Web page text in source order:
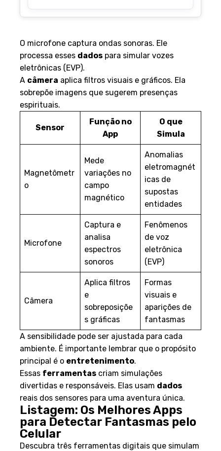
O microfone captura ondas sonoras. Ele
processa esses dados para simular vozes
eletrônicas (EVP).
A câmera aplica filtros visuais e gráficos. Ela
sobrepõe imagens que sugerem presenças
espirituais.
Sensor
Função no
App
O que
Simula
Magnetômetr
o
Mede
variações no
campo
magnético
Anomalias
eletromagnét
icas de
supostas
entidades
Microfone
Captura e
analisa
espectros
sonoros
Fenômenos
de voz
eletrônica
(EVP)
Câmera
Aplica filtros
e
sobreposiçõe
s gráficas
Formas
visuais e
aparições de
fantasmas
A sensibilidade pode ser ajustada para cada
ambiente. É importante lembrar que o propósito
principal é o entretenimento.
Essas ferramentas criam simulações
divertidas e responsáveis. Elas usam dados
reais dos sensores para uma aventura única.
Listagem: Os Melhores Apps
para Detectar Fantasmas pelo
Celular
Descubra três ferramentas digitais que simulam